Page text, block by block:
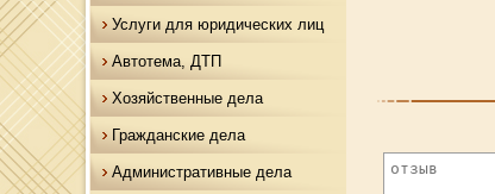
Услуги для юридических лиц
Автотема, ДТП
Хозяйственные дела
Гражданские дела
Административные дела